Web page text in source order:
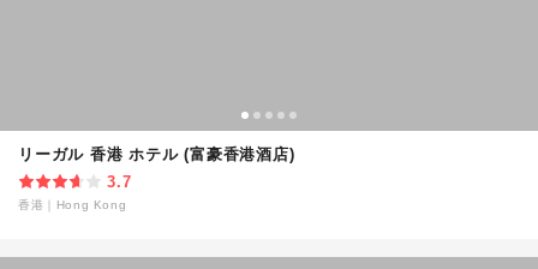
リーガル 香港 ホテル (富豪香港酒店)
3.7
香港 Hong Kong